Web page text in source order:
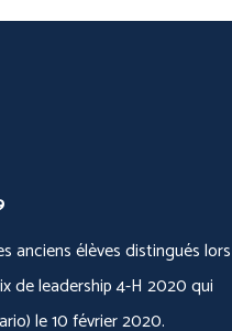
anciens élèves distingués lors
de leadership 4-H 2020 qui
le 10 février 2020.